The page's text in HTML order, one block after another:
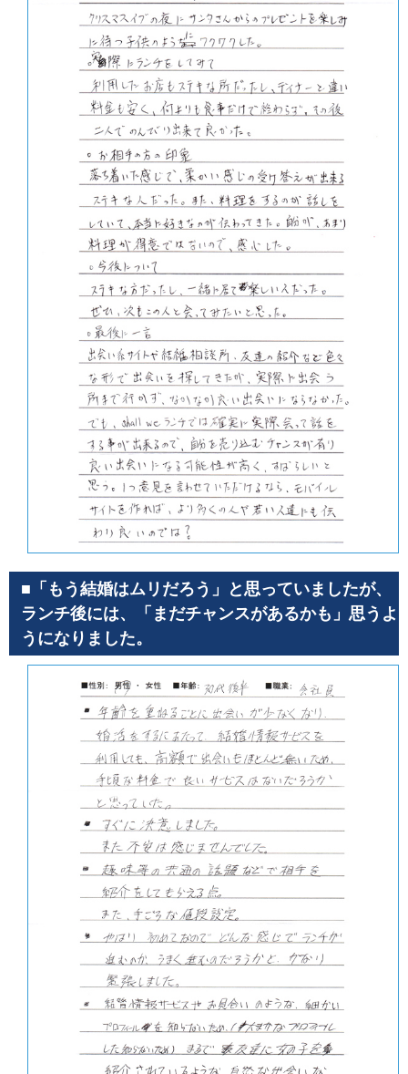
■「もう結婚はムリだろう」と思っていましたが、
ランチ後には、「まだチャンスがあるかも」思うよ
うになりました。